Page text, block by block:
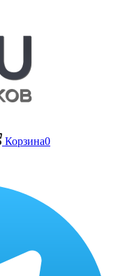
Корзина0